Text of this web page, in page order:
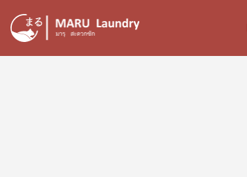
ข้ามไปยังเนื้อหาหลัก